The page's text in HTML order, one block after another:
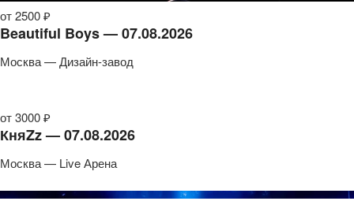
от 2500 ₽
Beautiful Boys — 07.08.2026
Москва — Дизайн-завод
от 3000 ₽
КняZz — 07.08.2026
Москва — Live Арена